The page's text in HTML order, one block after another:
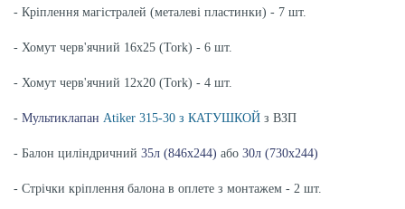
- Кріплення магістралей (металеві пластинки) - 7 шт.
- Хомут черв'ячний 16х25 (Tork) - 6 шт.
- Хомут черв'ячний 12х20 (Tork) - 4 шт.
- Мультиклапан Atiker 315-30 з КАТУШКОЙ з ВЗП
- Балон циліндричний 35л (846х244) або 30л (730х244)
- Стрічки кріплення балона в оплете з монтажем - 2 шт.